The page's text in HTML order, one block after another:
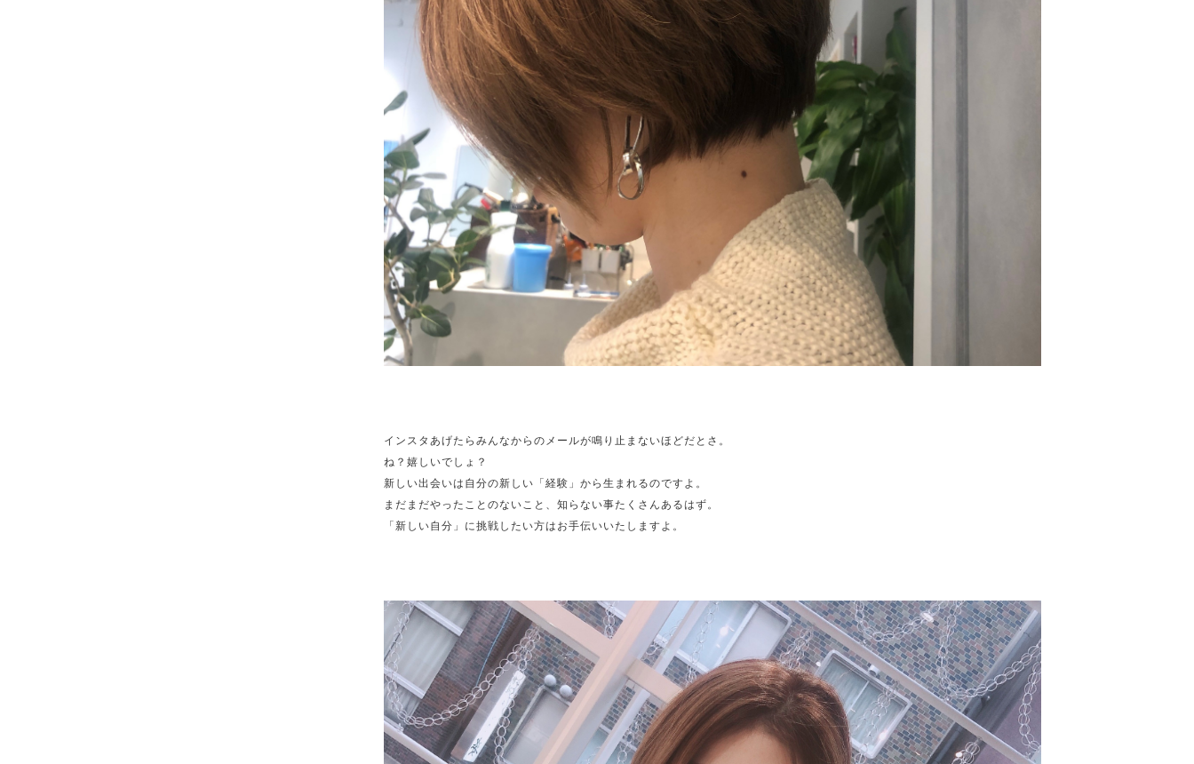
インスタあげたらみんなからのメールが鳴り止まないほどだとさ。
ね？嬉しいでしょ？
新しい出会いは自分の新しい「経験」から生まれるのですよ。
まだまだやったことのないこと、知らない事たくさんあるはず。
「新しい自分」に挑戦したい方はお手伝いいたしますよ。